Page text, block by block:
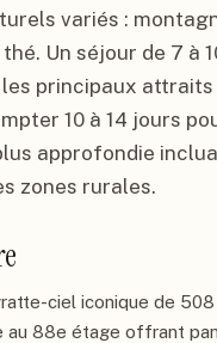
variés :
Un séjour de 7 à
principaux
10 à 14 jours
approfondie
zones rurales.
ciel iconique de
au 88e étage offrant